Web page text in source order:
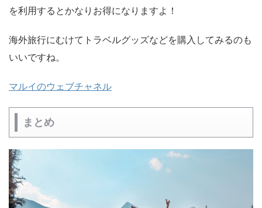
を利用するとかなりお得になりますよ！
海外旅行にむけてトラベルグッズなどを購入してみるのも
いいですね。
マルイのウェブチャネル
まとめ